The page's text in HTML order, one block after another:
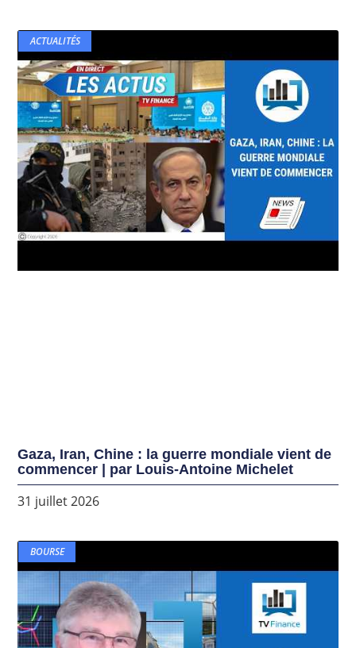
ACTUALITÉS
Gaza, Iran, Chine : la guerre mondiale vient de
commencer | par Louis-Antoine Michelet
31 juillet 2026
BOURSE